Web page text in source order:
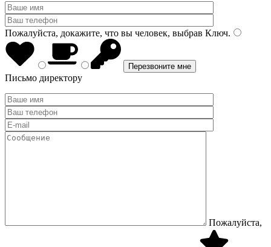
Пожалуйста, докажите, что вы человек, выбрав Ключ.
Письмо директору
Пожалуйста,